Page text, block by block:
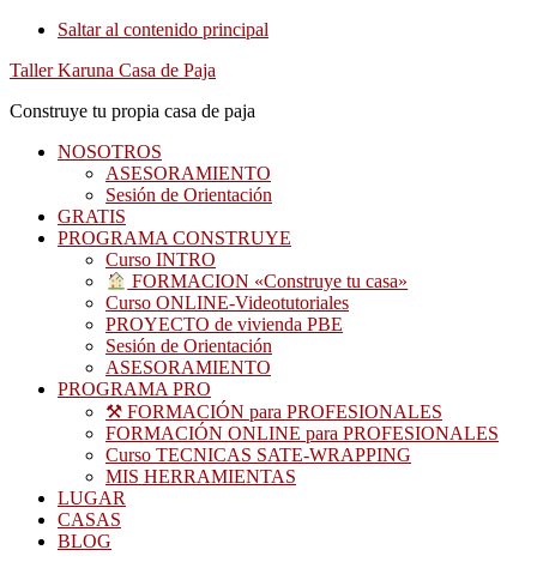
Saltar al contenido principal
Taller Karuna Casa de Paja
Construye tu propia casa de paja
NOSOTROS
ASESORAMIENTO
Sesión de Orientación
GRATIS
PROGRAMA CONSTRUYE
Curso INTRO
FORMACION «Construye tu casa»
Curso ONLINE-Videotutoriales
PROYECTO de vivienda PBE
Sesión de Orientación
ASESORAMIENTO
PROGRAMA PRO
⚒ FORMACIÓN para PROFESIONALES
FORMACIÓN ONLINE para PROFESIONALES
Curso TECNICAS SATE-WRAPPING
MIS HERRAMIENTAS
LUGAR
CASAS
BLOG